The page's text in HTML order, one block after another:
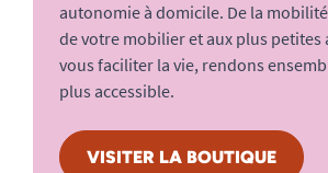
autonomie à domicile. De la
de votre mobilier et aux plus petites
vous faciliter la vie, rendons
plus accessible.
VISITER LA BOUTIQUE